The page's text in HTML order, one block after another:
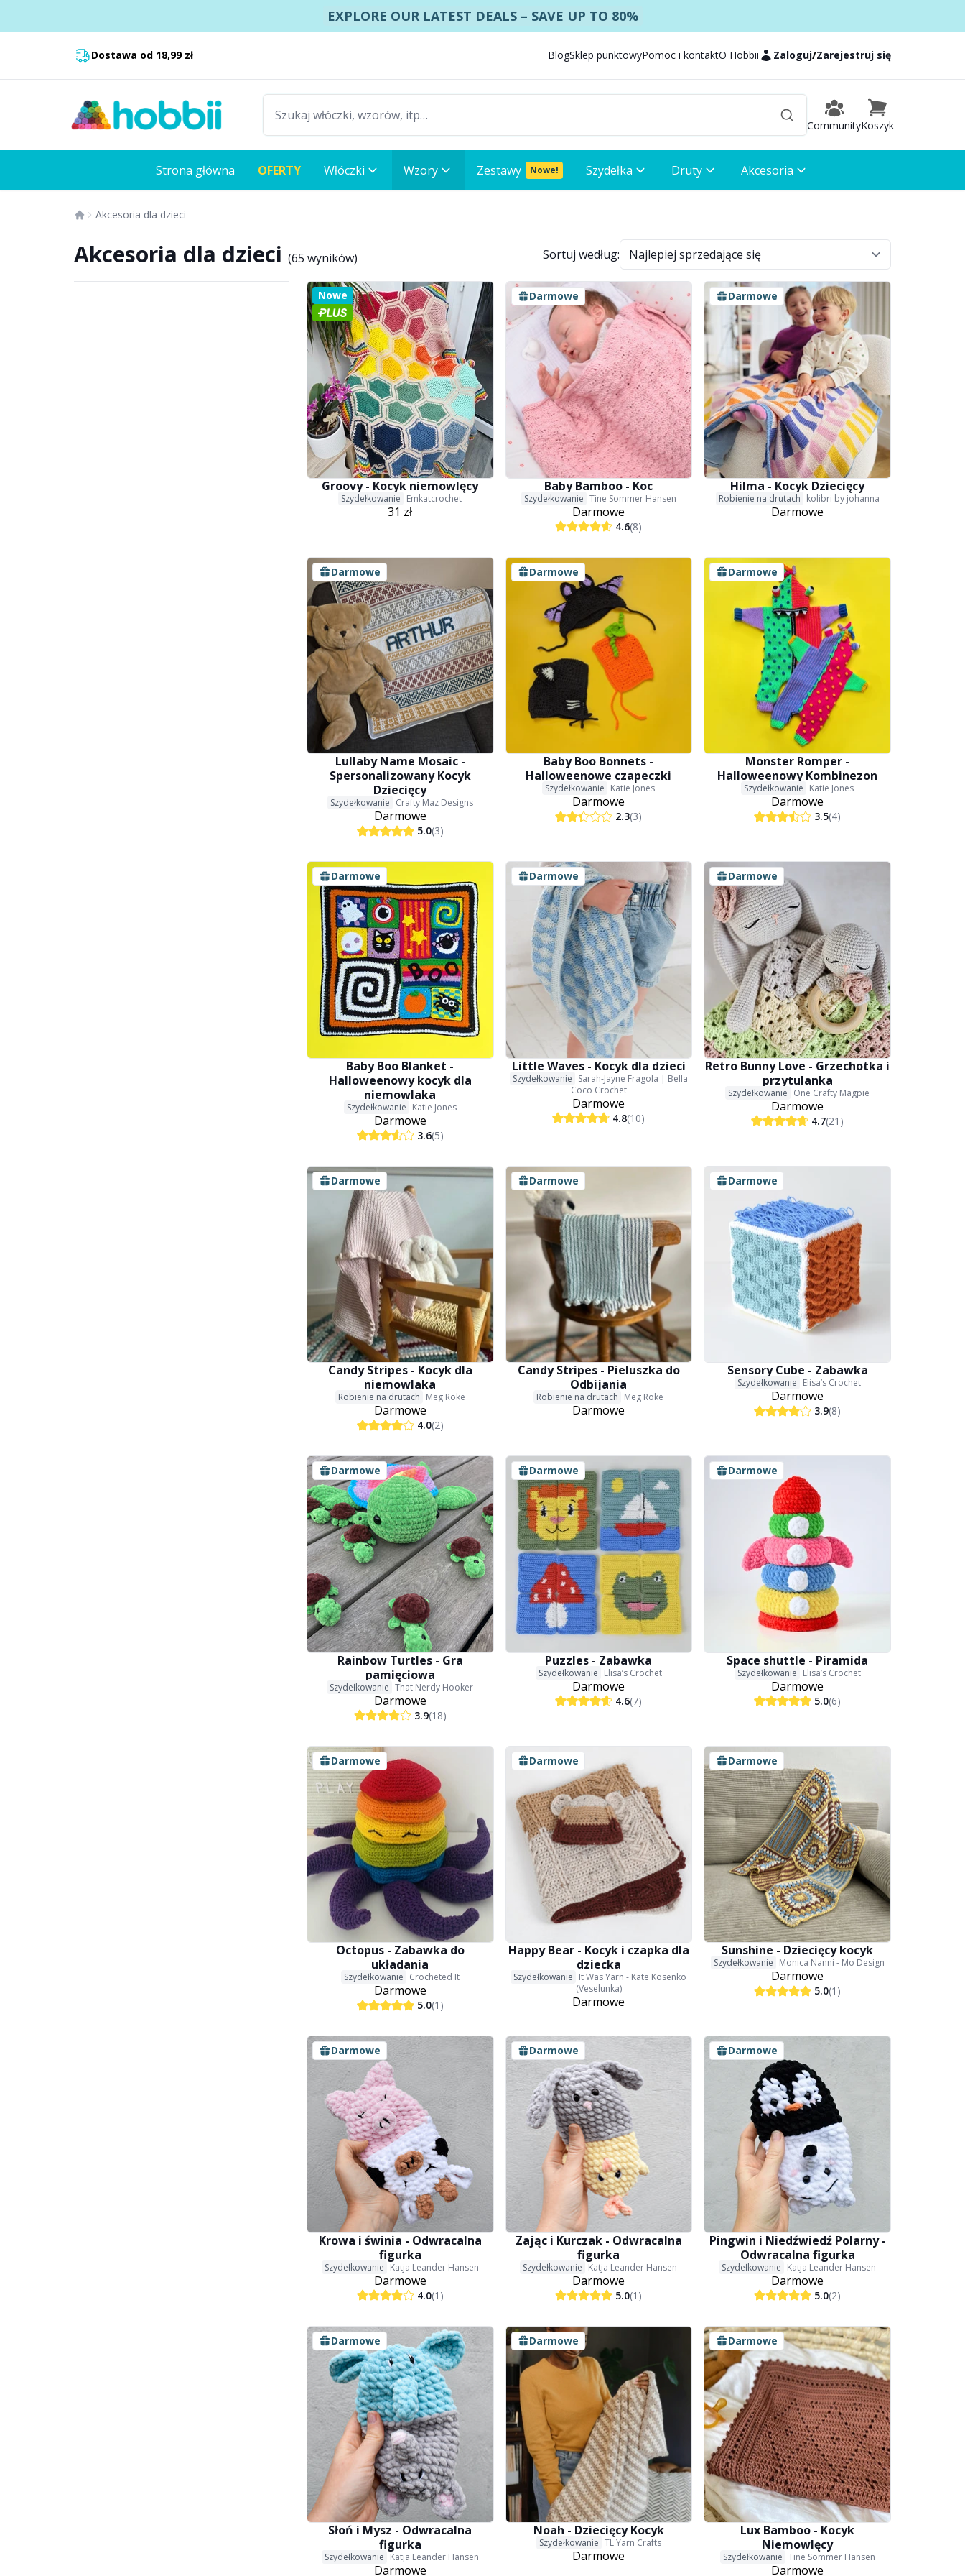
EXPLORE OUR LATEST DEALS – SAVE UP TO 80%
Darmowa wysyłka od 150 zł
Szybka dostawa: Tylko 4-7 dni roboczych BlogSklep punktowyPomoc i kontaktO Hobbii Zaloguj/Zarejestruj się
CommunityKoszyk
Strona główna OFERTY Włóczki Wzory Zestawy Nowe! Szydełka Druty Akcesoria
Akcesoria dla dzieci
Akcesoria dla dzieci (65 wyników) Sortuj według:
Nowe
Groovy - Kocyk niemowlęcy
Szydełkowanie Emkatcrochet
31 zł
Darmowe
Baby Bamboo - Koc
Szydełkowanie Tine Sommer Hansen
Darmowe
4.6(8)
Darmowe
Hilma - Kocyk Dziecięcy
Robienie na drutach kolibri by johanna
Darmowe
Darmowe
Lullaby Name Mosaic -
Spersonalizowany Kocyk
Dziecięcy
Szydełkowanie Crafty Maz Designs
Darmowe
5.0(3)
Darmowe
Baby Boo Bonnets -
Halloweenowe czapeczki
Szydełkowanie Katie Jones
Darmowe
2.3(3)
Darmowe
Monster Romper -
Halloweenowy Kombinezon
Szydełkowanie Katie Jones
Darmowe
3.5(4)
Darmowe
Baby Boo Blanket -
Halloweenowy kocyk dla
niemowlaka
Szydełkowanie Katie Jones
Darmowe
3.6(5)
Darmowe
Little Waves - Kocyk dla dzieci
Szydełkowanie Sarah-Jayne Fragola | Bella
Coco Crochet
Darmowe
4.8(10)
Darmowe
Retro Bunny Love - Grzechotka i
przytulanka
Szydełkowanie One Crafty Magpie
Darmowe
4.7(21)
Darmowe
Candy Stripes - Kocyk dla
niemowlaka
Robienie na drutach Meg Roke
Darmowe
4.0(2)
Darmowe
Candy Stripes - Pieluszka do
Odbijania
Robienie na drutach Meg Roke
Darmowe
Darmowe
Sensory Cube - Zabawka
Szydełkowanie Elisa’s Crochet
Darmowe
3.9(8)
Darmowe
Rainbow Turtles - Gra
pamięciowa
Szydełkowanie That Nerdy Hooker
Darmowe
3.9(18)
Darmowe
Puzzles - Zabawka
Szydełkowanie Elisa’s Crochet
Darmowe
4.6(7)
Darmowe
Space shuttle - Piramida
Szydełkowanie Elisa’s Crochet
Darmowe
5.0(6)
Darmowe
Octopus - Zabawka do
układania
Szydełkowanie Crocheted It
Darmowe
5.0(1)
Darmowe
Happy Bear - Kocyk i czapka dla
dziecka
Szydełkowanie It Was Yarn - Kate Kosenko
(Veselunka)
Darmowe
Darmowe
Sunshine - Dziecięcy kocyk
Szydełkowanie Monica Nanni - Mo Design
Darmowe
5.0(1)
Darmowe
Krowa i świnia - Odwracalna
figurka
Szydełkowanie Katja Leander Hansen
Darmowe
4.0(1)
Darmowe
Zając i Kurczak - Odwracalna
figurka
Szydełkowanie Katja Leander Hansen
Darmowe
5.0(1)
Darmowe
Pingwin i Niedźwiedź Polarny -
Odwracalna figurka
Szydełkowanie Katja Leander Hansen
Darmowe
5.0(2)
Darmowe
Słoń i Mysz - Odwracalna
figurka
Szydełkowanie Katja Leander Hansen
Darmowe
Darmowe
Noah - Dziecięcy Kocyk
Szydełkowanie TL Yarn Crafts
Darmowe
Darmowe
Lux Bamboo - Kocyk
Niemowlęcy
Szydełkowanie Tine Sommer Hansen
Darmowe